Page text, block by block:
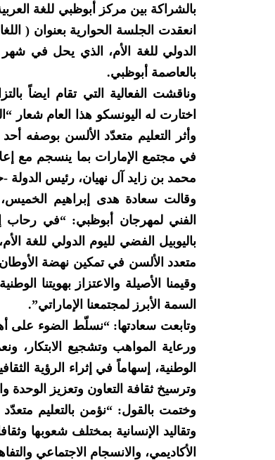
بالشراكة بين مركز أبوظبي للغة
انعقدت الجلسة الحوارية بعنوان (
الدولي للغة الأم، الذي يحل في
بالعاصمة أبوظبي.
وناقشت الفعالية التي تقام ايضاً
اختارت له اليونسكو هذا العام شعار
وأثر التعليم متعدّد الألسن بوصفه أحد
محمد بن زايد آل نهيان، رئيس الدولة
وقالت سعادة هدى إبراهيم
باليوبيل الفضي لليوم الدولي للغة
متعدد الألسن في تمكين نهضة الأوطان
وقيمنا الأصيلة والاعتزاز بهويتنا
السمة الأبرز لمجتمعنا الإماراتي”.
وتابعت سعادتها: “نسلّط الضوء على
ورعاية المواهب وتشجيع الابتكار،
الوطنية، إسهاماً في إثراء الرؤية
وترسيخ ثقافة التعاون وتعزيز الوحدة
وختمت بالقول: “نؤمن بالتعليم
وتقاليد الإنسانية بمختلف شعوبها
الأكاديمي، والانسجام الاجتماعي